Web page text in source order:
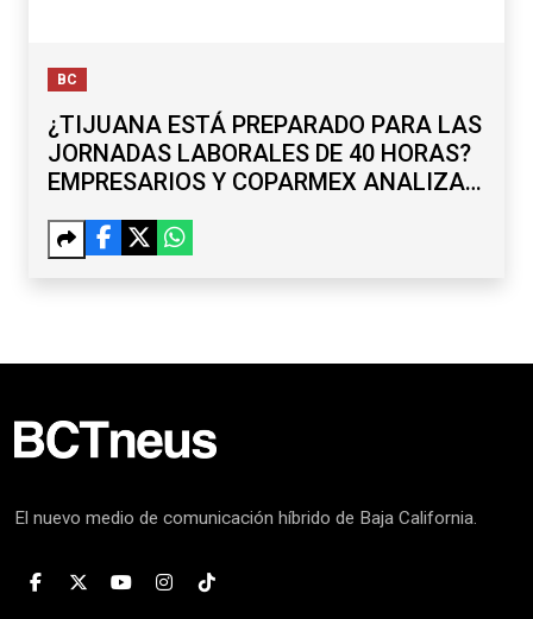
BC
¿TIJUANA ESTÁ PREPARADO PARA LAS
JORNADAS LABORALES DE 40 HORAS?
EMPRESARIOS Y COPARMEX ANALIZAN
El nuevo medio de comunicación híbrido de Baja California.